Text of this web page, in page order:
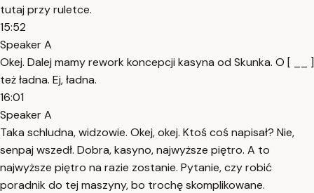
tutaj przy ruletce.
15:52
Speaker A
Okej. Dalej mamy rework koncepcji kasyna od Skunka. O [ __ ]
też ładna. Ej, ładna.
16:01
Speaker A
Taka schludna, widzowie. Okej, okej. Ktoś coś napisał? Nie,
senpaj wszedł. Dobra, kasyno, najwyższe piętro. A to
najwyższe piętro na razie zostanie. Pytanie, czy robić
poradnik do tej maszyny, bo trochę skomplikowane.